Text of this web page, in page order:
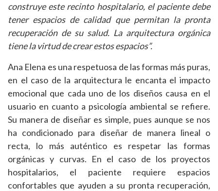
construye este recinto hospitalario, el paciente debe
tener espacios de calidad que permitan la pronta
recuperación de su salud. La arquitectura orgánica
tiene la virtud de crear estos espacios”.
Ana Elena es una respetuosa de las formas más puras,
en el caso de la arquitectura le encanta el impacto
emocional que cada uno de los diseños causa en el
usuario en cuanto a psicología ambiental se refiere.
Su manera de diseñar es simple, pues aunque se nos
ha condicionado para diseñar de manera lineal o
recta, lo más auténtico es respetar las formas
orgánicas y curvas. En el caso de los proyectos
hospitalarios, el paciente requiere espacios
confortables que ayuden a su pronta recuperación,